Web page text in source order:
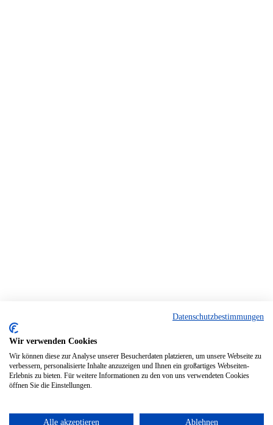
Datenschutzbestimmungen
Wir verwenden Cookies
Wir können diese zur Analyse unserer Besucherdaten platzieren, um unsere Webseite zu
verbessern, personalisierte Inhalte anzuzeigen und Ihnen ein großartiges Webseiten-
Erlebnis zu bieten. Für weitere Informationen zu den von uns verwendeten Cookies
öffnen Sie die Einstellungen.
Alle akzeptieren Ablehnen